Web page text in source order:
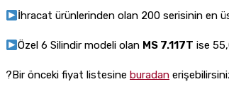
İhracat ürünlerinden olan 200 serisinin en
Özel 6 Silindir modeli olan MS 7.117T ise
?Bir önceki fiyat listesine buradan